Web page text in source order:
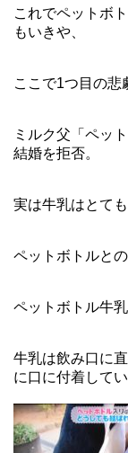
これでペットボ
もいきや、
ここで1つ目の悲
ミルク父「ペッ
結婚を拒否。
実は牛乳はとて
ペットボトルと
ペットボトル牛
牛乳は飲み口に
に口に付着して